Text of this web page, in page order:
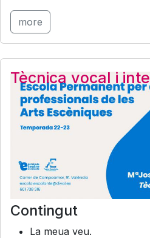
more
Tècnica vocal i
Contingut
La meua veu.